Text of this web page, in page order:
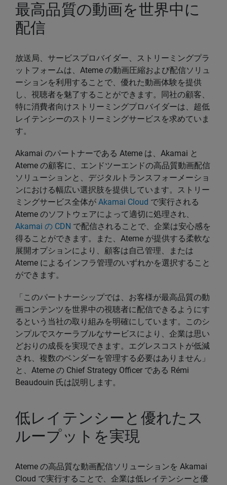
最高品質の動画を世界中に
配信
放送局、サービスプロバイダー、ストリーミングプラ
ットフォームは、Ateme の動画圧縮および配信ソリュ
ーションを利用することで、優れた動画体験を提供
し、視聴者を魅了することができます。同社の顧客、
特に消費者向けストリーミングプロバイダーは、超低
レイテンシーのストリーミングサービスを求めていま
す。
Akamai のパートナーである Ateme は、Akamai と
Ateme の顧客に、エンドツーエンドの高品質動画配信
ソリューションと、デジタルトランスフォーメーショ
ンにおける幅広い選択肢を提供しています。ストリー
ミングサービス全体が Akamai Cloud で実行される
Ateme のソフトウェアによって適切に処理され、
Akamai の CDN で配信されることで、企業は安心感を
得ることができます。また、Ateme が提供する柔軟な
展開オプションにより、顧客は自己管理、または
Ateme によるインフラ管理のいずれかを選択すること
ができます。
「このパートナーシップでは、お客様が最高品質の動
画コンテンツを世界中の視聴者に配信できるようにす
るという当社の取り組みを明確にしています。このシ
ンプルでスケーラブルなサービスにより、企業は思い
どおりの成長を実現できます。エグレスコストが低減
され、複数のベンダーを管理する必要はありません」
と、Ateme の Chief Strategy Officer である Rémi
Beaudouin 氏は説明します。
低レイテンシーと優れたス
ループットを実現
Ateme の高品質な動画配信ソリューションを Akamai
Cloud で実行することで、企業は低レイテンシーと優